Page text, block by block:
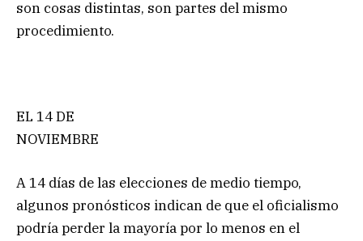
son cosas distintas, son partes del mismo
procedimiento.
EL 14 DE
NOVIEMBRE
A 14 días de las elecciones de medio tiempo,
algunos pronósticos indican de que el oficialismo
podría perder la mayoría por lo menos en el